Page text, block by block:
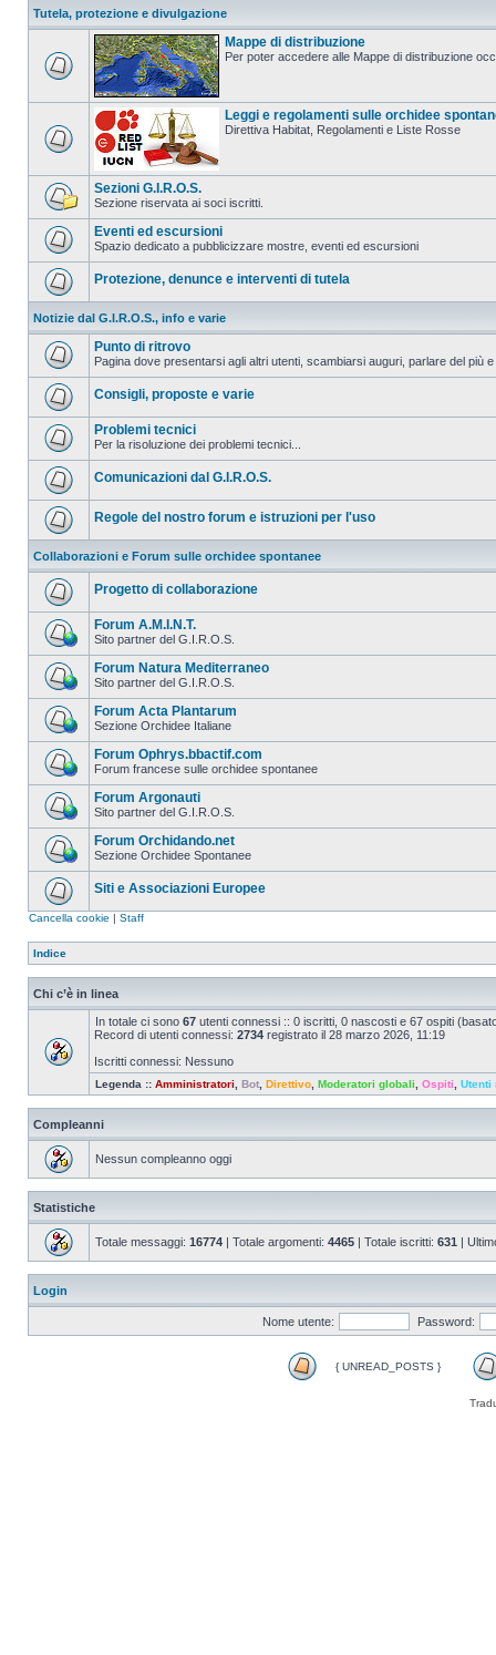
Tutela, protezione e divulgazione
Mappe di distribuzione
Per poter accedere alle Mappe di distribuzione
Leggi e regolamenti sulle orchidee
Direttiva Habitat, Regolamenti e Liste Rosse
Sezioni G.I.R.O.S.
Sezione riservata ai soci iscritti.
Eventi ed escursioni
Spazio dedicato a pubblicizzare mostre, eventi ed escursioni
Protezione, denunce e interventi di tutela
Notizie dal G.I.R.O.S., info e varie
Punto di ritrovo
Pagina dove presentarsi agli altri utenti, scambiarsi auguri, parlare del più
Consigli, proposte e varie
Problemi tecnici
Per la risoluzione dei problemi tecnici...
Comunicazioni dal G.I.R.O.S.
Regole del nostro forum e istruzioni per l'uso
Collaborazioni e Forum sulle orchidee spontanee
Progetto di collaborazione
Forum A.M.I.N.T.
Sito partner del G.I.R.O.S.
Forum Natura Mediterraneo
Sito partner del G.I.R.O.S.
Forum Acta Plantarum
Sezione Orchidee Italiane
Forum Ophrys.bbactif.com
Forum francese sulle orchidee spontanee
Forum Argonauti
Sito partner del G.I.R.O.S.
Forum Orchidando.net
Sezione Orchidee Spontanee
Siti e Associazioni Europee
Cancella cookie | Staff
Indice
Chi c’è in linea
In totale ci sono 67 utenti connessi :: 0 iscritti, 0 nascosti e 67 ospiti
Record di utenti connessi: 2734 registrato il 28 marzo 2026, 11:19
Iscritti connessi: Nessuno
Legenda :: Amministratori Bot Direttivo Moderatori globali Ospiti Utenti
Compleanni
Nessun compleanno oggi
Statistiche
Totale messaggi: 16774 | Totale argomenti: 4465 | Totale iscritti: 631 |
Login
Nome utente: Password:
{ UNREAD_POSTS }